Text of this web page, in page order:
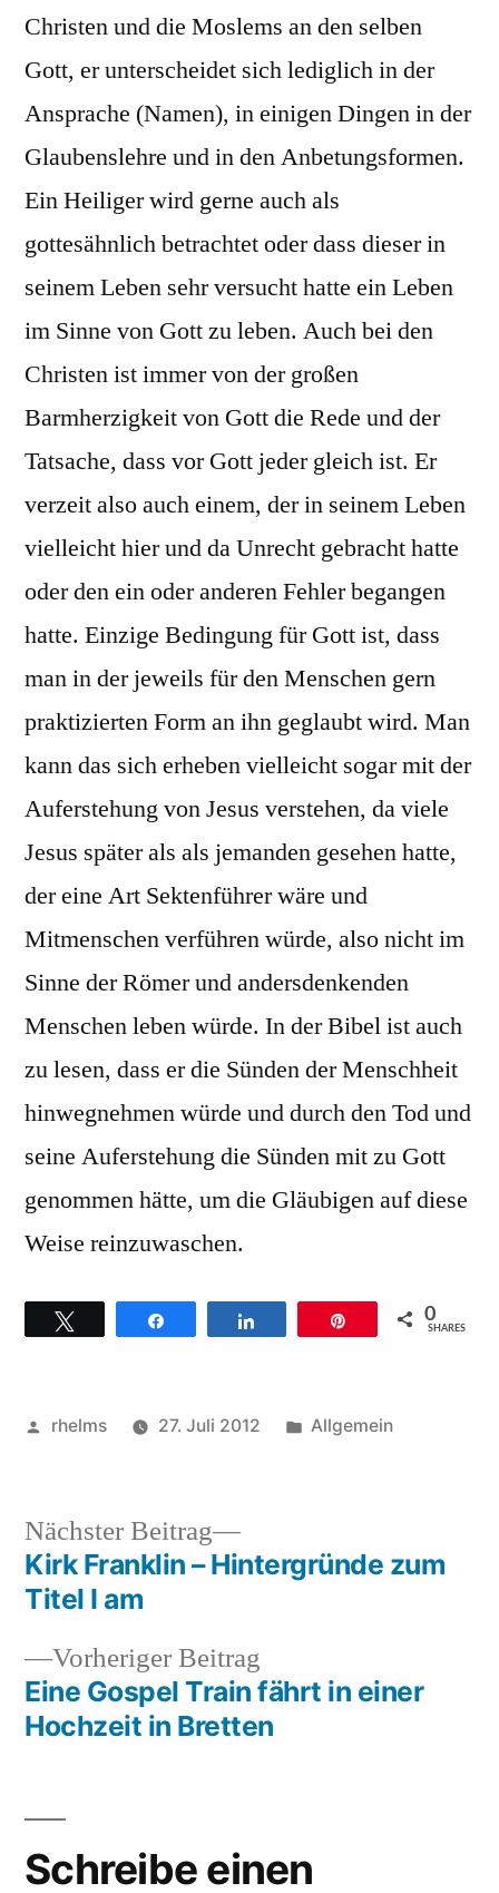
Christen und die Moslems an den selben
Gott, er unterscheidet sich lediglich in der
Ansprache (Namen), in einigen Dingen in der
Glaubenslehre und in den Anbetungsformen.
Ein Heiliger wird gerne auch als
gottesähnlich betrachtet oder dass dieser in
seinem Leben sehr versucht hatte ein Leben
im Sinne von Gott zu leben. Auch bei den
Christen ist immer von der großen
Barmherzigkeit von Gott die Rede und der
Tatsache, dass vor Gott jeder gleich ist. Er
verzeit also auch einem, der in seinem Leben
vielleicht hier und da Unrecht gebracht hatte
oder den ein oder anderen Fehler begangen
hatte. Einzige Bedingung für Gott ist, dass
man in der jeweils für den Menschen gern
praktizierten Form an ihn geglaubt wird. Man
kann das sich erheben vielleicht sogar mit der
Auferstehung von Jesus verstehen, da viele
Jesus später als als jemanden gesehen hatte,
der eine Art Sektenführer wäre und
Mitmenschen verführen würde, also nicht im
Sinne der Römer und andersdenkenden
Menschen leben würde. In der Bibel ist auch
zu lesen, dass er die Sünden der Menschheit
hinwegnehmen würde und durch den Tod und
seine Auferstehung die Sünden mit zu Gott
genommen hätte, um die Gläubigen auf diese
Weise reinzuwaschen.
0
SHARES
Veröffentlicht
rhelms 27. Juli 2012
Veröffentlicht
Allgemein
Beitragsnavigation
Vorheriger Beitrag
Beitrag:
Eine Gospel Train fährt in einer
Hochzeit in Bretten
Nächster Beitrag
Nächster
Beitrag:
Kirk Franklin – Hintergründe zum
Titel I am
Schreibe einen